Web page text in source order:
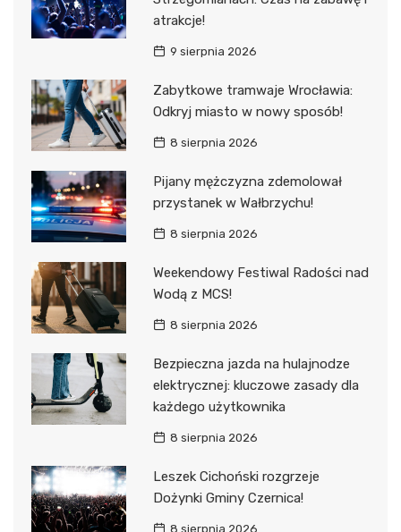
atrakcje!
9 sierpnia 2026
Zabytkowe tramwaje Wrocławia:
Odkryj miasto w nowy sposób!
8 sierpnia 2026
Pijany mężczyzna zdemolował
przystanek w Wałbrzychu!
8 sierpnia 2026
Weekendowy Festiwal Radości nad
Wodą z MCS!
8 sierpnia 2026
Bezpieczna jazda na hulajnodze
elektrycznej: kluczowe zasady dla
każdego użytkownika
8 sierpnia 2026
Leszek Cichoński rozgrzeje
Dożynki Gminy Czernica!
8 sierpnia 2026